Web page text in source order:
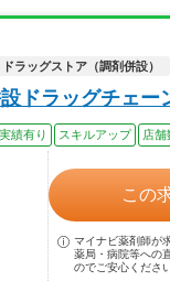
ドラッグストア（調剤併設）
ドラッグチェー
績有り スキルアップ 店舗
この
マイナビ薬剤師が
薬局・病院等への
のでご安心ください